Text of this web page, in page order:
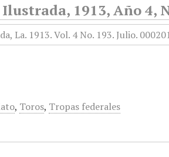
1913, Año 4,
, Toros, Tropas federales